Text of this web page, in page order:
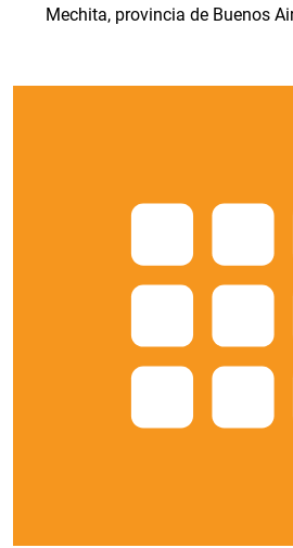
Mechita, provincia de Buenos